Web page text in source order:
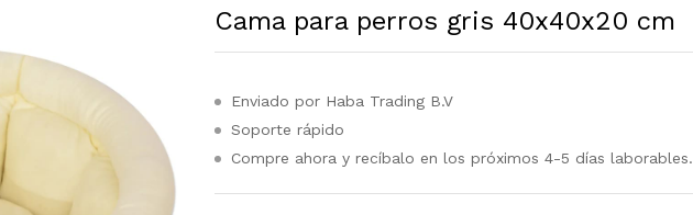
Cama para perros gris 40x40x20 cm
Enviado por Haba Trading B.V
Soporte rápido
Compre ahora y recíbalo en los próximos 4-5 días laborables.